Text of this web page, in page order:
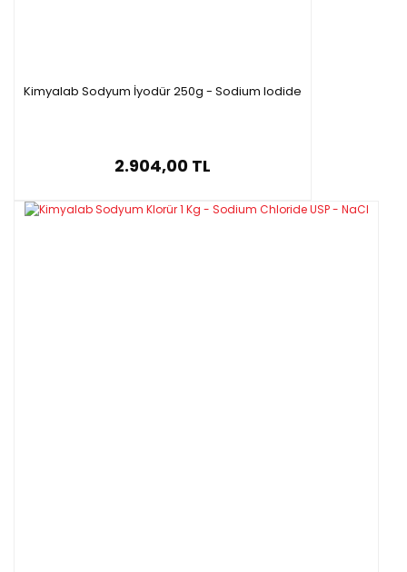
Kimyalab Sodyum İyodür 250g - Sodium Iodide
2.904,00 TL